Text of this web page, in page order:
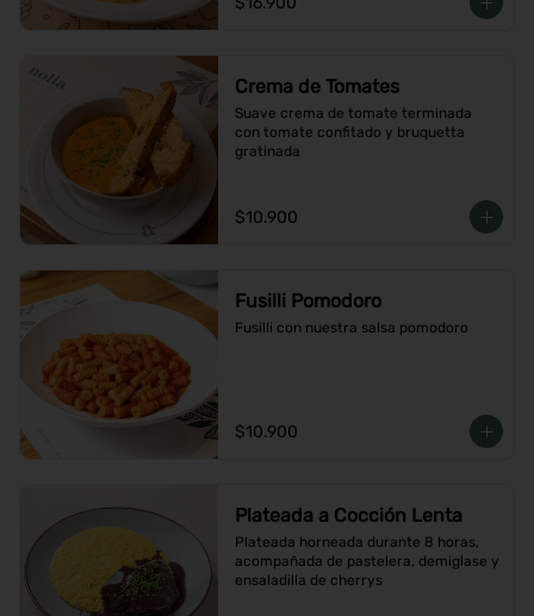
Crema de Tomates
Suave crema de tomate terminada
con tomate confitado y bruquetta
gratinada
$10.900
Fusilli Pomodoro
Fusilli con nuestra salsa pomodoro
$10.900
Plateada a Cocción Lenta
Plateada horneada durante 8 horas,
acompañada de pastelera, demiglase y
ensaladilla de cherrys